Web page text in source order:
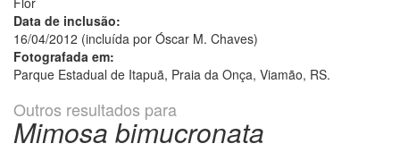
Data de inclusão:
16/04/2012 (incluída por Óscar M. Chaves)
Fotografada em:
Parque Estadual de Itapuã, Praia da Onça, Viamão, RS.
Outros resultados para
Mimosa bimucronata